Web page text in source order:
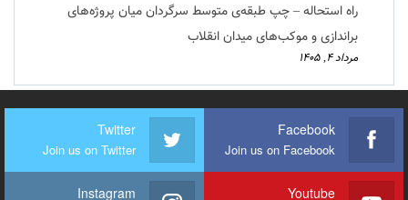
راه استحاله – چپ طبقه‌ی متوسط سرگردان میان پروژه‌های
براندازی و موکب‌های میدان انقلاب
مرداد ۴, ۱۴۰۵
Facebook
Join us on Facebook
Twitter
Join us on Twitter
Youtube
Instagram